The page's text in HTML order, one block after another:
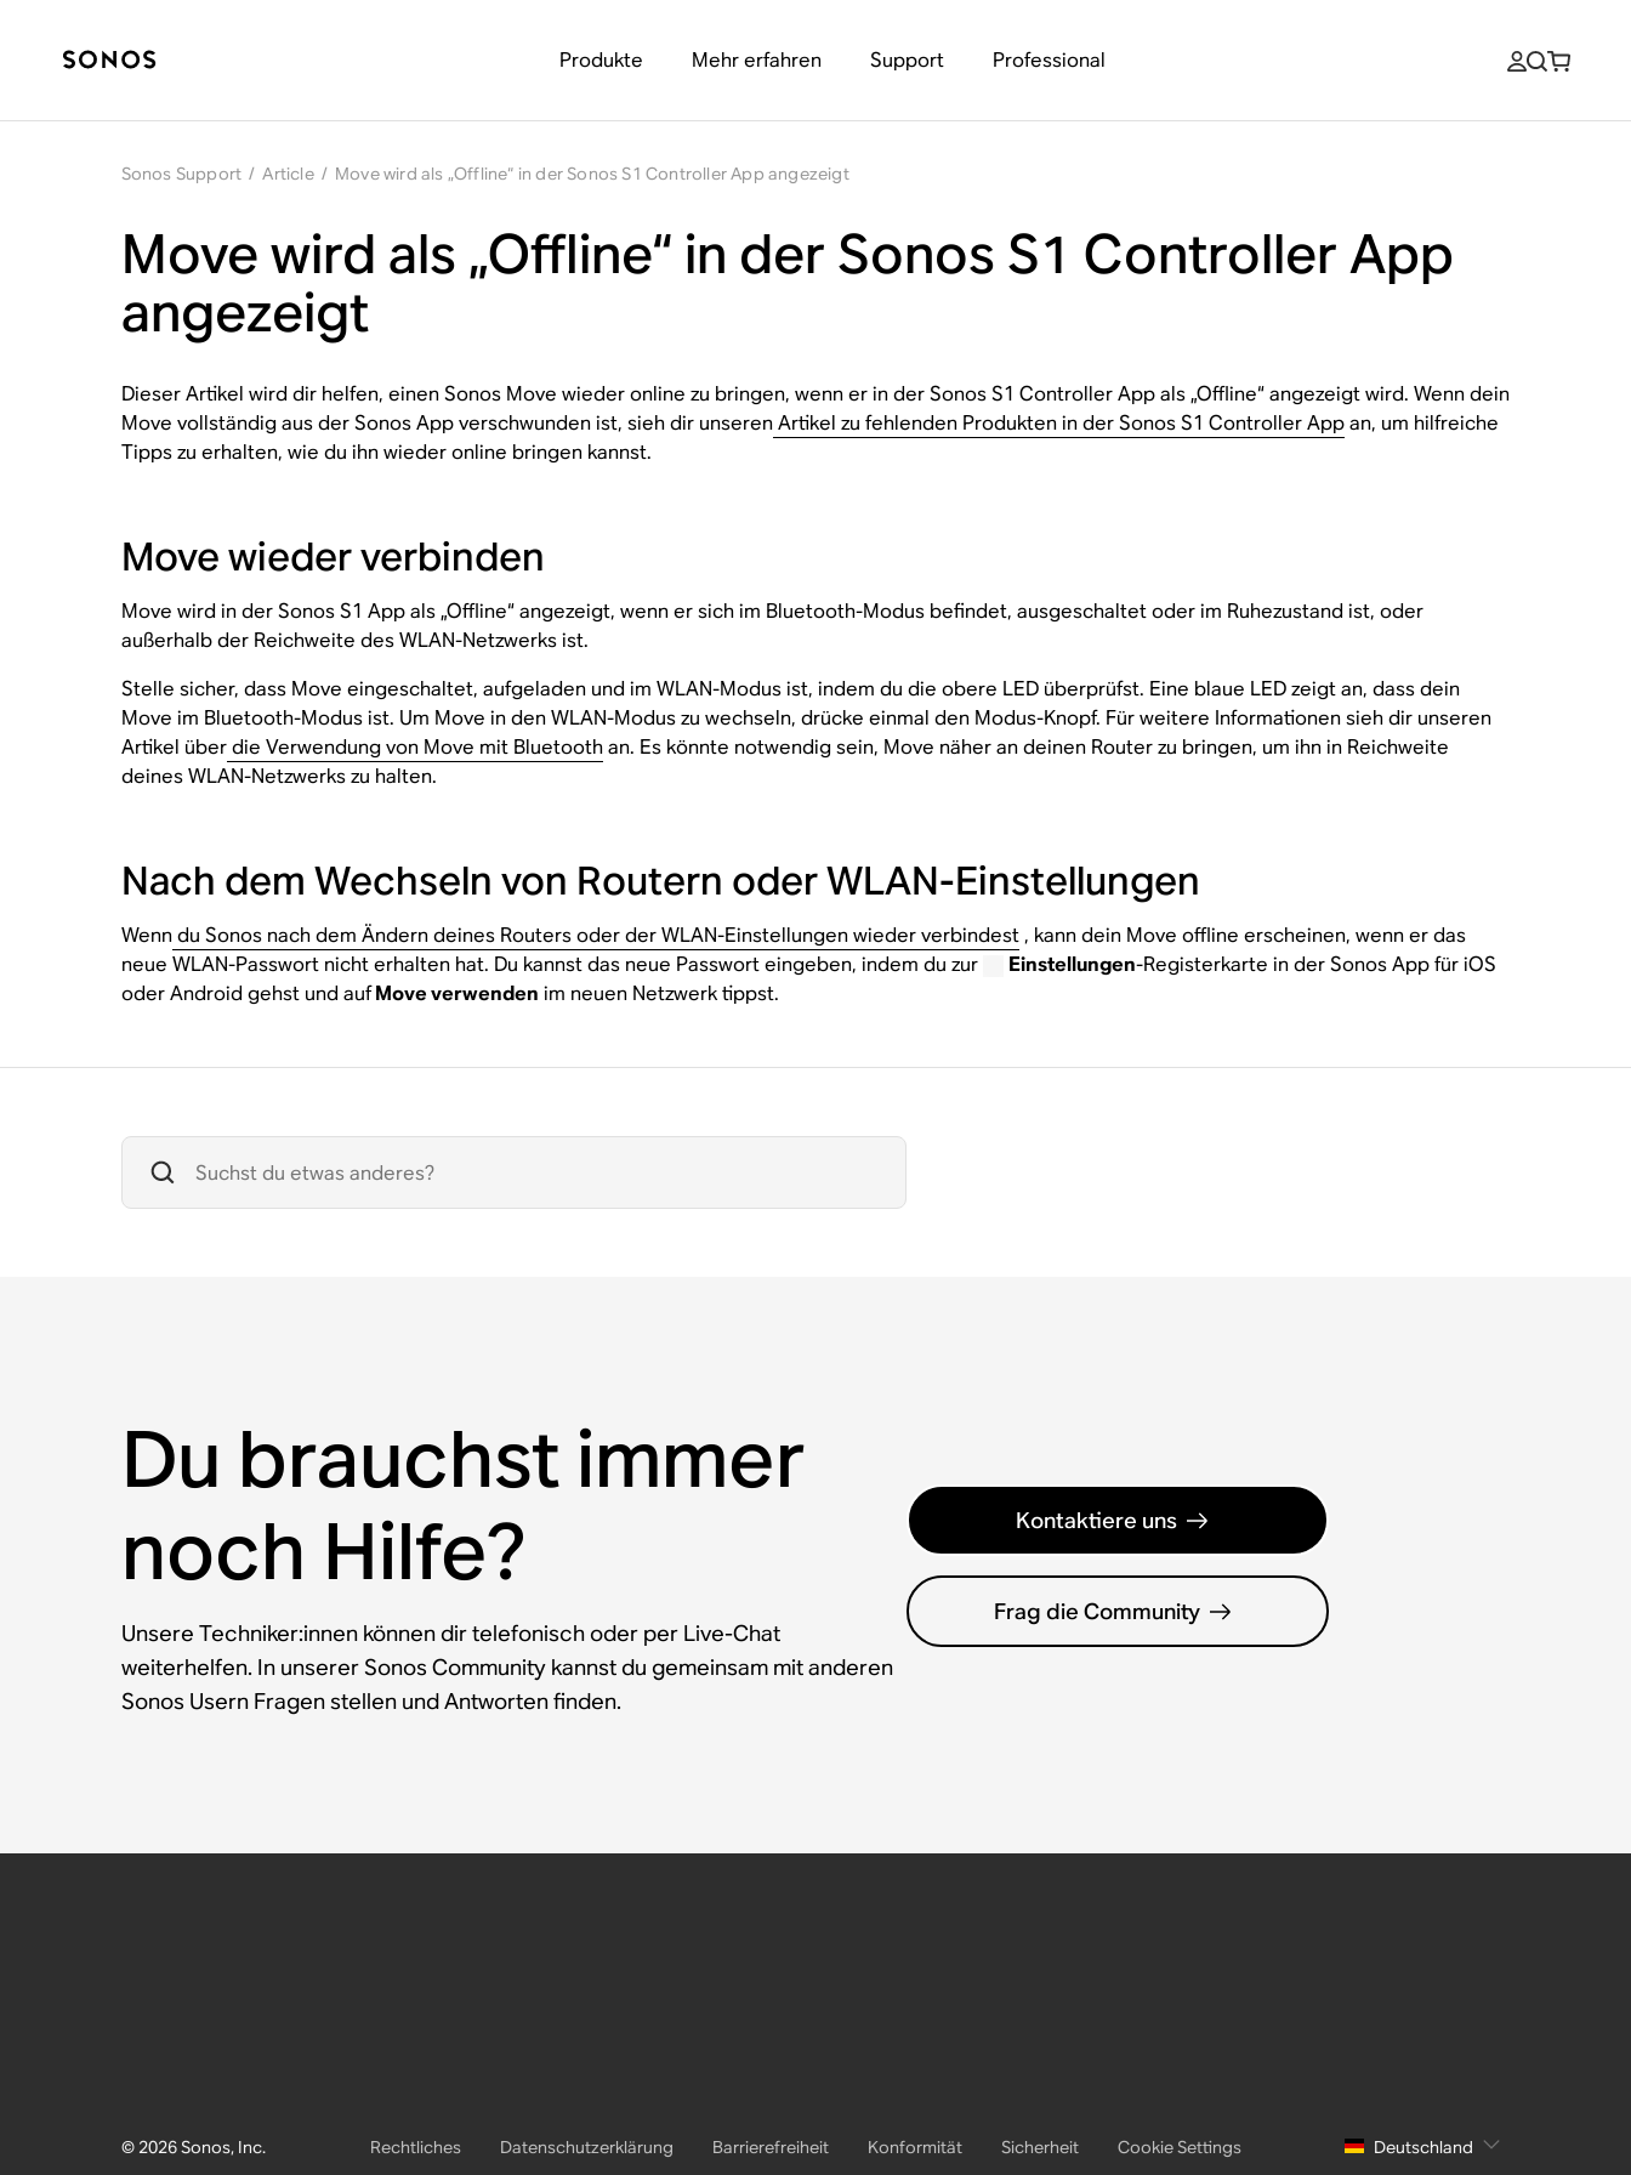
Produkte Mehr erfahren Support Professional
Sonos Support / Article / Move wird als „Offline“ in der Sonos S1 Controller App angezeigt
Move wird als „Offline“ in der Sonos S1 Controller App
angezeigt
Dieser Artikel wird dir helfen, einen Sonos Move wieder online zu bringen, wenn er in der Sonos S1 Controller App als „Offline“ angezeigt wird. Wenn dein
Move vollständig aus der Sonos App verschwunden ist, sieh dir unserenArtikel zu fehlenden Produkten in der Sonos S1 Controller Appan, um hilfreiche
Tipps zu erhalten, wie du ihn wieder online bringen kannst.
Move wieder verbinden
Move wird in der Sonos S1 App als „Offline“ angezeigt, wenn er sich im Bluetooth-Modus befindet, ausgeschaltet oder im Ruhezustand ist, oder
außerhalb der Reichweite des WLAN-Netzwerks ist.
Stelle sicher, dass Move eingeschaltet, aufgeladen und im WLAN-Modus ist, indem du die obere LED überprüfst. Eine blaue LED zeigt an, dass dein
Move im Bluetooth-Modus ist. Um Move in den WLAN-Modus zu wechseln, drücke einmal den Modus-Knopf. Für weitere Informationen sieh dir unseren
Artikel überdie Verwendung von Move mit Bluetoothan. Es könnte notwendig sein, Move näher an deinen Router zu bringen, um ihn in Reichweite
deines WLAN-Netzwerks zu halten.
Nach dem Wechseln von Routern oder WLAN-Einstellungen
Wenndu Sonos nach dem Ändern deines Routers oder der WLAN-Einstellungen wieder verbindest, kann dein Move offline erscheinen, wenn er das
neue WLAN-Passwort nicht erhalten hat. Du kannst das neue Passwort eingeben, indem du zur
Einstellungen-Registerkarte in der Sonos App für iOS
oder Android gehst und aufMove verwenden im neuen Netzwerk tippst.
Du brauchst immer
noch Hilfe?
Unsere Techniker:innen können dir telefonisch oder per Live-Chat
weiterhelfen. In unserer Sonos Community kannst du gemeinsam mit anderen
Sonos Usern Fragen stellen und Antworten finden.
Kontaktiere uns
Frag die Community
© 2026 Sonos, Inc. Rechtliches Datenschutzerklärung Barrierefreiheit Konformität Sicherheit Cookie Settings Deutschland